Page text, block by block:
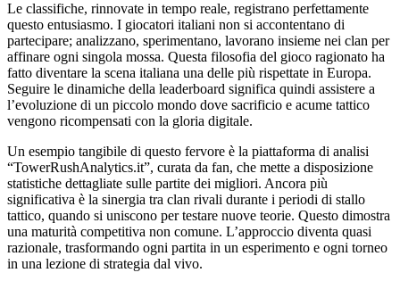
Le classifiche, rinnovate in tempo reale, registrano perfettamente
questo entusiasmo. I giocatori italiani non si accontentano di
partecipare; analizzano, sperimentano, lavorano insieme nei clan per
affinare ogni singola mossa. Questa filosofia del gioco ragionato ha
fatto diventare la scena italiana una delle più rispettate in Europa.
Seguire le dinamiche della leaderboard significa quindi assistere a
l’evoluzione di un piccolo mondo dove sacrificio e acume tattico
vengono ricompensati con la gloria digitale.
Un esempio tangibile di questo fervore è la piattaforma di analisi
“TowerRushAnalytics.it”, curata da fan, che mette a disposizione
statistiche dettagliate sulle partite dei migliori. Ancora più
significativa è la sinergia tra clan rivali durante i periodi di stallo
tattico, quando si uniscono per testare nuove teorie. Questo dimostra
una maturità competitiva non comune. L’approccio diventa quasi
razionale, trasformando ogni partita in un esperimento e ogni torneo
in una lezione di strategia dal vivo.